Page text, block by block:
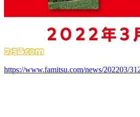
https://www.famitsu.com/news/202203/